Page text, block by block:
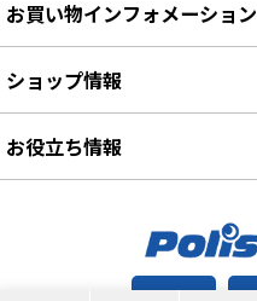
お買い物インフォメーション
ショップ情報
お役立ち情報